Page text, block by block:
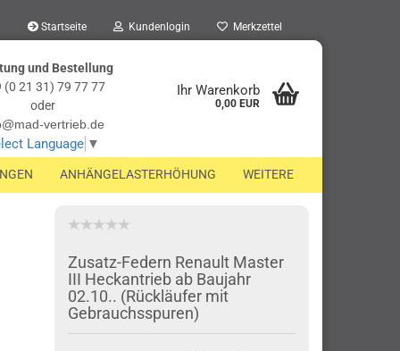
Startseite Kundenlogin Merkzettel
und Bestellung
(0 21 31) 79 77 77
oder
vertrieb.de
Language ▼
Ihr Warenkorb
0,00 EUR
ANHÄNGELASTERHÖHUNG WEITERE
Zusatz-Federn Renault Master
III Heckantrieb ab Baujahr
02.10.. (Rückläufer mit
Gebrauchsspuren)